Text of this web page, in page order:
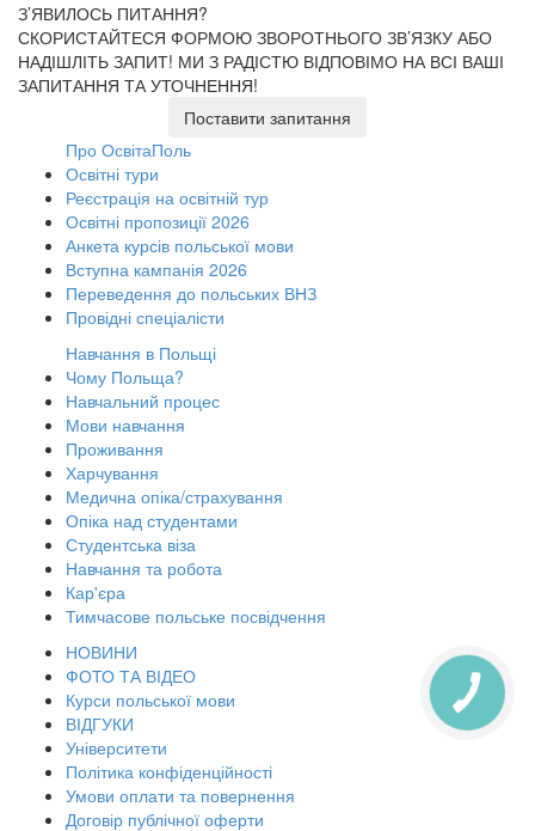
З’ЯВИЛОСЬ ПИТАННЯ?
СКОРИСТАЙТЕСЯ ФОРМОЮ ЗВОРОТНЬОГО ЗВ’ЯЗКУ АБО
НАДІШЛІТЬ ЗАПИТ! МИ З РАДІСТЮ ВІДПОВІМО НА ВСІ ВАШІ
ЗАПИТАННЯ ТА УТОЧНЕННЯ!
Поставити запитання
Про ОсвітаПоль
Освітні тури
Реєстрація на освітній тур
Освітні пропозиції 2026
Анкета курсів польської мови
Вступна кампанія 2026
Переведення до польських ВНЗ
Провідні спеціалісти
Навчання в Польщі
Чому Польща?
Навчальний процес
Мови навчання
Проживання
Харчування
Медична опіка/страхування
Опіка над студентами
Студентська віза
Навчання та робота
Кар'єра
Тимчасове польське посвідчення
НОВИНИ
ФОТО ТА ВІДЕО
Курси польської мови
ВІДГУКИ
Університети
Політика конфіденційності
Умови оплати та повернення
Договір публічної оферти
КНОПКА
ЗВ'ЯЗКУ